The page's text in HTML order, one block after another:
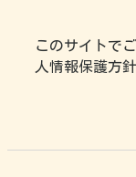
このサイトで
人情報保護方針